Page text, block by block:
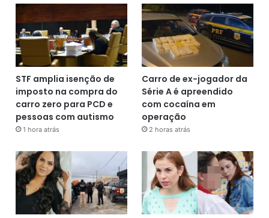
STF amplia isenção de
imposto na compra do
carro zero para PCD e
pessoas com autismo
1 hora atrás
Carro de ex-jogador da
Série A é apreendido
com cocaína em
operação
2 horas atrás